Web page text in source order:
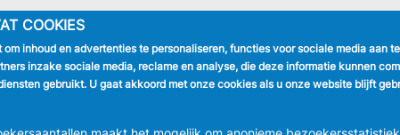
COOKIES
inhoud en advertenties te personaliseren, functies voor sociale media aan
inzake sociale media, reclame en analyse, die deze informatie kunnen
gebruikt. U gaat akkoord met onze cookies als u onze website blijft